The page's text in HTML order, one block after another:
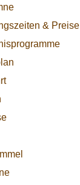
& Preise